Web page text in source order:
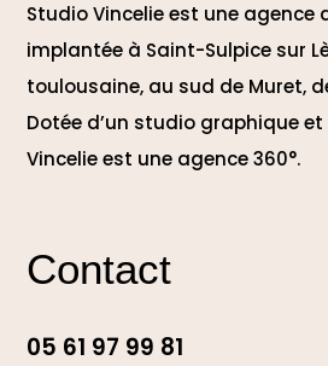
Studio Vincelie est une
implantée à Saint-Sulpice sur
toulousaine, au sud de Muret,
Dotée d’un studio graphique et
Vincelie est une agence 360°.
Contact
05 61 97 99 81